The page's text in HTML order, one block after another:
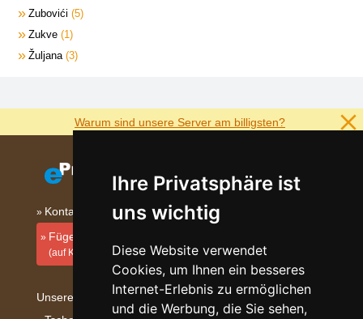
Ihre Privatsphäre ist
uns wichtig
Diese Website verwendet
Cookies, um Ihnen ein besseres
Internet-Erlebnis zu ermöglichen
und die Werbung, die Sie sehen,
Zubovići 5
Zukve 1
Žuljana 3
Warum sind unsere Server am billigsten?
Kontakt
Fügen Sie Ihre Unterkunft hinzu
(auf Kroatisch)
Unsere Servers: